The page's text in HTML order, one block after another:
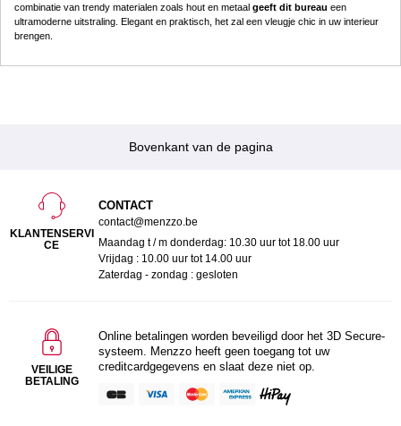
combinatie van trendy materialen zoals hout en metaal geeft dit bureau een
ultramoderne uitstraling. Elegant en praktisch, het zal een vleugje chic in uw interieur
brengen.
Bovenkant van de pagina
KLANTENSERVI
CE
CONTACT
contact@menzzo.be
Maandag t / m donderdag: 10.30 uur tot 18.00 uur
Vrijdag : 10.00 uur tot 14.00 uur
Zaterdag - zondag : gesloten
VEILIGE
BETALING
Online betalingen worden beveiligd door het 3D Secure-
systeem. Menzzo heeft geen toegang tot uw
creditcardgegevens en slaat deze niet op.